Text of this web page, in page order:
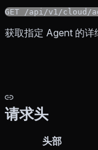
GET /api/v1/cloud/
获取指定 Agent 的详
请求头
头部